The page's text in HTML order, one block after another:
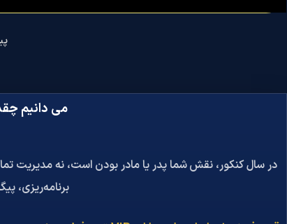
می دانیم
در سال کنکور، نقش شما پدر یا مادر بودن است، نه مدیریت
برنامه‌ریزی،